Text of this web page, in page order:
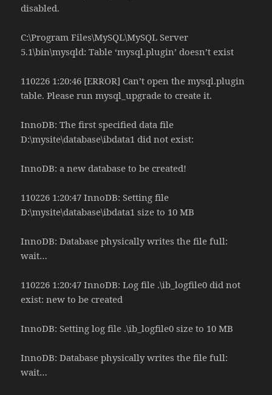
disabled.
C:\Program Files\MySQL\MySQL Server
5.1\bin\mysqld: Table ‘mysql.plugin’ doesn’t exist
110226 1:20:46 [ERROR] Can’t open the mysql.plugin
table. Please run mysql_upgrade to create it.
InnoDB: The first specified data file
D:\mysite\database\ibdata1 did not exist:
InnoDB: a new database to be created!
110226 1:20:47 InnoDB: Setting file
D:\mysite\database\ibdata1 size to 10 MB
InnoDB: Database physically writes the file full:
wait…
110226 1:20:47 InnoDB: Log file .\ib_logfile0 did not
exist: new to be created
InnoDB: Setting log file .\ib_logfile0 size to 10 MB
InnoDB: Database physically writes the file full:
wait…